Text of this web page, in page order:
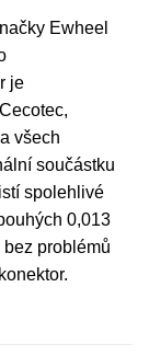
Ewheel
je
všech
součástku
spolehlivé
0,013
problémů